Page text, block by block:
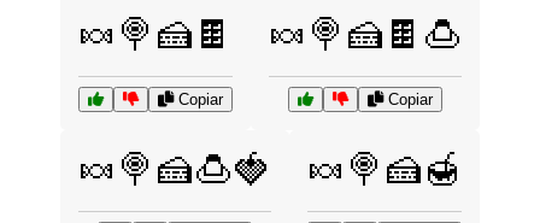
🍬🍭🍰🍫
Copiar
🍬🍭🍰🍫🍮
Copiar
🍬🍭🍰🍮🍓 🍬🍭🍰🍯